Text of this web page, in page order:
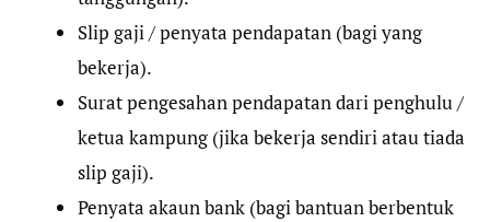
Slip gaji / penyata pendapatan (bagi yang
bekerja).
Surat pengesahan pendapatan dari penghulu /
ketua kampung (jika bekerja sendiri atau tiada
slip gaji).
Penyata akaun bank (bagi bantuan berbentuk